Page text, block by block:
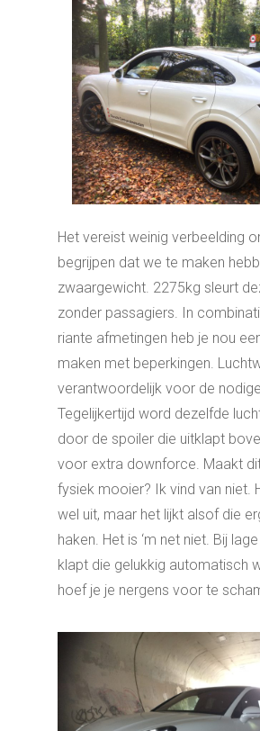
Het vereist weinig verbeelding
begrijpen dat we te maken
zwaargewicht. 2275kg sleurt
zonder passagiers. In
riante afmetingen heb je nou
maken met beperkingen.
verantwoordelijk voor de
Tegelijkertijd word dezelfde
door de spoiler die uitklapt
voor extra downforce. Maakt
fysiek mooier? Ik vind van niet.
wel uit, maar het lijkt alsof die
haken. Het is ‘m net niet. Bij
klapt die gelukkig automatisch
hoef je je nergens voor te